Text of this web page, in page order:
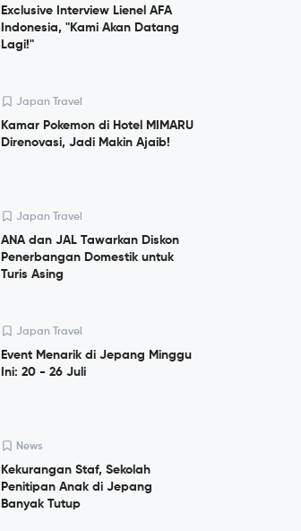
Exclusive Interview Lienel AFA
Indonesia, "Kami Akan Datang
Lagi!"
Japan Travel
Kamar Pokemon di Hotel MIMARU
Direnovasi, Jadi Makin Ajaib!
Japan Travel
ANA dan JAL Tawarkan Diskon
Penerbangan Domestik untuk
Turis Asing
Japan Travel
Event Menarik di Jepang Minggu
Ini: 20 - 26 Juli
News
Kekurangan Staf, Sekolah
Penitipan Anak di Jepang
Banyak Tutup